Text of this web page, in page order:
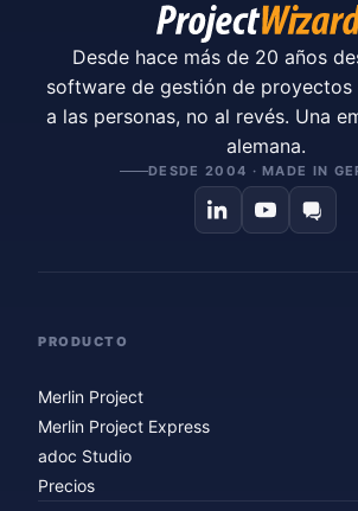
Desde hace más de 20 años
software de gestión de proyectos
a las personas, no al revés. Una
alemana.
DESDE 2004 · MADE IN
PRODUCTO
Merlin Project
Merlin Project Express
adoc Studio
Precios